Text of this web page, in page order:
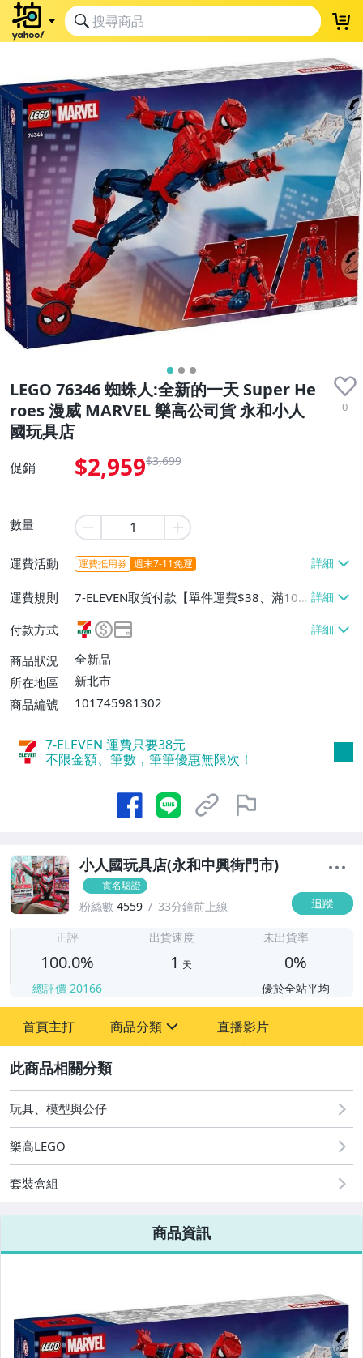
LEGO 76346 蜘蛛人:全新的一天 Super He
roes 漫威 MARVEL 樂高公司貨 永和小人
國玩具店
0
促銷 $2,959$3,699
數量
運費活動 運費抵用券 週末7-11免運
運費規則
7-ELEVEN取貨付款【單件運費$38、滿100
件或消費滿$100000免運費】、宅配/貨運
【單件運費$100、滿100件或消費滿$1000
00免運費】
付款方式
商品狀況
全新品
所在地區
新北市
商品編號
101745981302
7-ELEVEN 運費只要38元
不限金額、筆數，筆筆優惠無限次！
小人國玩具店(永和中興街門市)
實名驗證
粉絲數 4559 33分鐘前上線 追蹤
正評
100.0%
總評價 20166
出貨速度
1 天
未出貨率
0%
優於全站平均
首頁主打 商品分類
玩具、模型與公仔
直播影片
玩具、模型與公仔
樂高LEGO
套裝盒組
商品資訊